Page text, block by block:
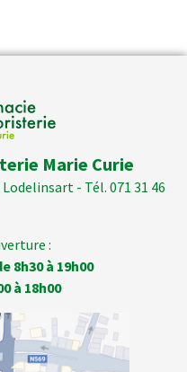
Marie Curie
- Tél. 071 31 46
:
8h30 à 19h00
à 18h00